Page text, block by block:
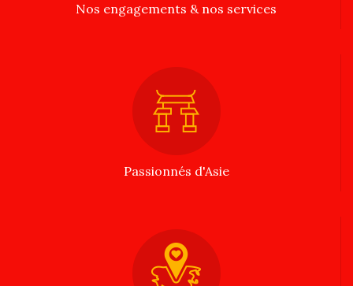
Nos engagements & nos services
Passionnés d'Asie